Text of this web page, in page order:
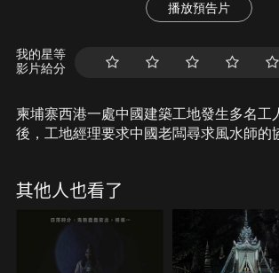
播放預告片
我的星等
影片給分
柬埔寨西港一處中國建築工地發生多名工
後，工地經理要求中國老闆尋求風水師的
師必須面對一系列挑戰，揭開問題並找到
其他人也看了